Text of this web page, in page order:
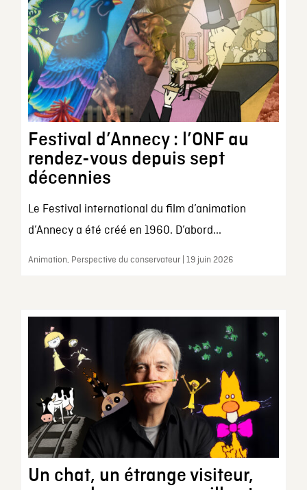
Festival d’Annecy : l’ONF au
rendez-vous depuis sept
décennies
Le Festival international du film d’animation
d’Annecy a été créé en 1960. D’abord...
Animation, Perspective du conservateur | 19 juin 2026
Un chat, un étrange visiteur,